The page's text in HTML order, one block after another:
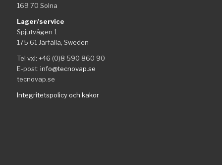
169 70 Solna
Lager/service
Spjutvägen 1
175 61 Järfälla, Sweden
Tel vxl: +46 (0)8 590 860 90
E-post: info@tecnovap.se
tecnovap.se
Integritetspolicy och kakor